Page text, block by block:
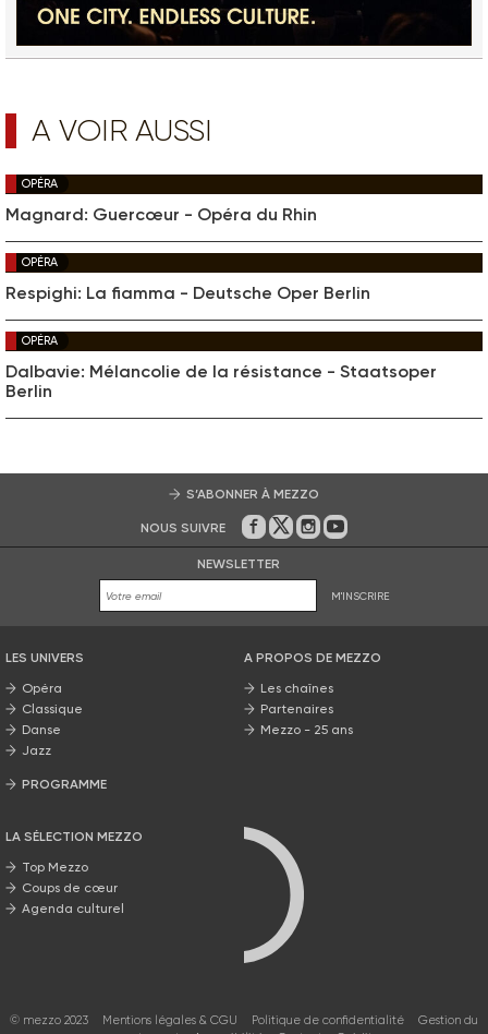
A VOIR AUSSI
OPÉRA
Magnard: Guercœur - Opéra du Rhin
OPÉRA
Respighi: La fiamma - Deutsche Oper Berlin
OPÉRA
Dalbavie: Mélancolie de la résistance - Staatsoper
Berlin
S’ABONNER À MEZZO
NOUS SUIVRE Sur Facebook
Sur Twitter
Sur Instagram
Sur Youtube
NEWSLETTER
M'INSCRIRE
LES UNIVERS
Opéra
Classique
Danse
Jazz
PROGRAMME
LA SÉLECTION MEZZO
Top Mezzo
Coups de cœur
Agenda culturel
A PROPOS DE MEZZO
Les chaînes
Partenaires
Mezzo - 25 ans
© mezzo 2023 Mentions légales & CGU Politique de confidentialité
Gestion du